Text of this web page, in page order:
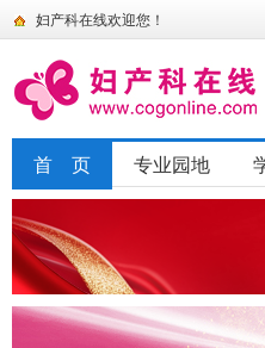
妇产科在线欢迎您！
首 页 专业园地